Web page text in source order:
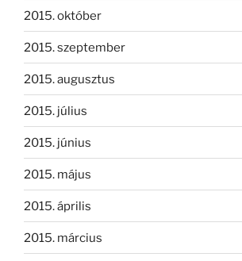
2015. október
2015. szeptember
2015. augusztus
2015. július
2015. június
2015. május
2015. április
2015. március